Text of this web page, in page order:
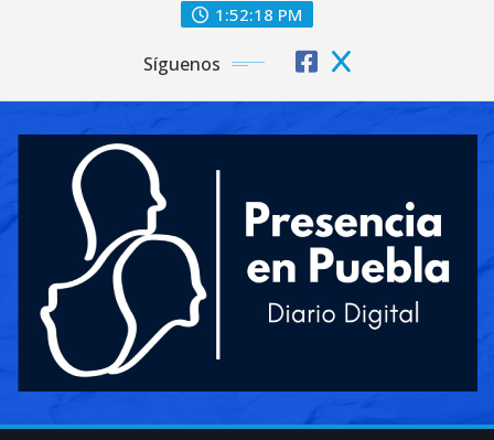
1:52:20 PM
Síguenos